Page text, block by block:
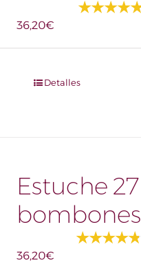
página
36,20€
Detalles
Estuche 27
bombones
36,20€